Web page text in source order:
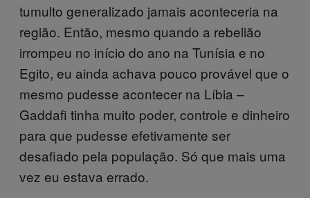
tumulto generalizado jamais aconteceria na
região. Então, mesmo quando a rebelião
irrompeu no início do ano na Tunísia e no
Egito, eu ainda achava pouco provável que o
mesmo pudesse acontecer na Líbia –
Gaddafi tinha muito poder, controle e dinheiro
para que pudesse efetivamente ser
desafiado pela população. Só que mais uma
vez eu estava errado.